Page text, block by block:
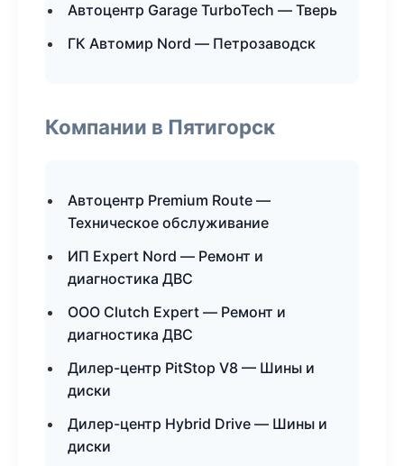
Автоцентр Garage TurboTech — Тверь
ГК Автомир Nord — Петрозаводск
Компании в Пятигорск
Автоцентр Premium Route —
Техническое обслуживание
ИП Expert Nord — Ремонт и
диагностика ДВС
ООО Clutch Expert — Ремонт и
диагностика ДВС
Дилер-центр PitStop V8 — Шины и
диски
Дилер-центр Hybrid Drive — Шины и
диски